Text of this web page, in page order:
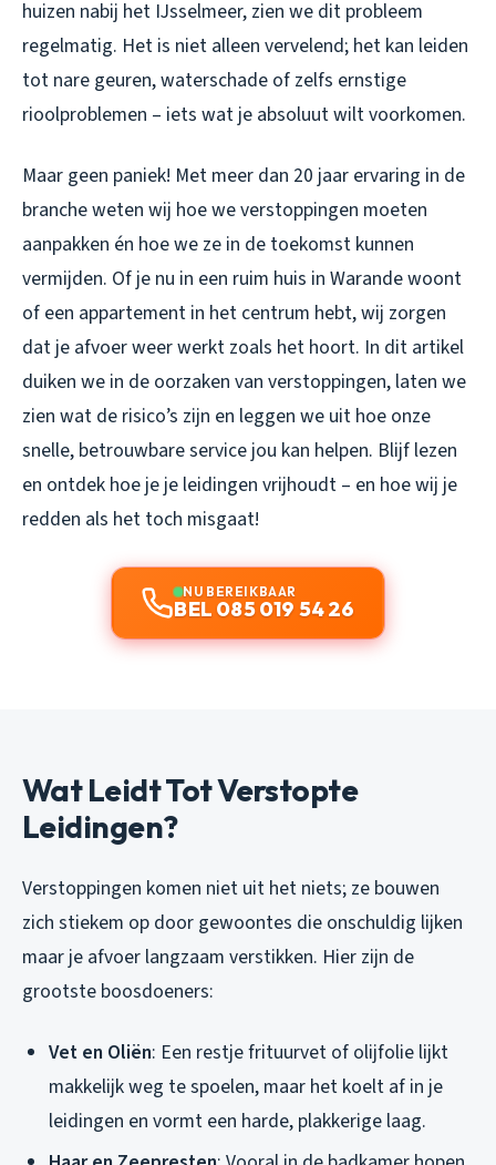
huizen nabij het IJsselmeer, zien we dit probleem
regelmatig. Het is niet alleen vervelend; het kan leiden
tot nare geuren, waterschade of zelfs ernstige
rioolproblemen – iets wat je absoluut wilt voorkomen.
Maar geen paniek! Met meer dan 20 jaar ervaring in de
branche weten wij hoe we verstoppingen moeten
aanpakken én hoe we ze in de toekomst kunnen
vermijden. Of je nu in een ruim huis in Warande woont
of een appartement in het centrum hebt, wij zorgen
dat je afvoer weer werkt zoals het hoort. In dit artikel
duiken we in de oorzaken van verstoppingen, laten we
zien wat de risico’s zijn en leggen we uit hoe onze
snelle, betrouwbare service jou kan helpen. Blijf lezen
en ontdek hoe je je leidingen vrijhoudt – en hoe wij je
redden als het toch misgaat!
NU BEREIKBAAR
BEL 085 019 54 26
Wat Leidt Tot Verstopte
Leidingen?
Verstoppingen komen niet uit het niets; ze bouwen
zich stiekem op door gewoontes die onschuldig lijken
maar je afvoer langzaam verstikken. Hier zijn de
grootste boosdoeners:
Vet en Oliën: Een restje frituurvet of olijfolie lijkt
makkelijk weg te spoelen, maar het koelt af in je
leidingen en vormt een harde, plakkerige laag.